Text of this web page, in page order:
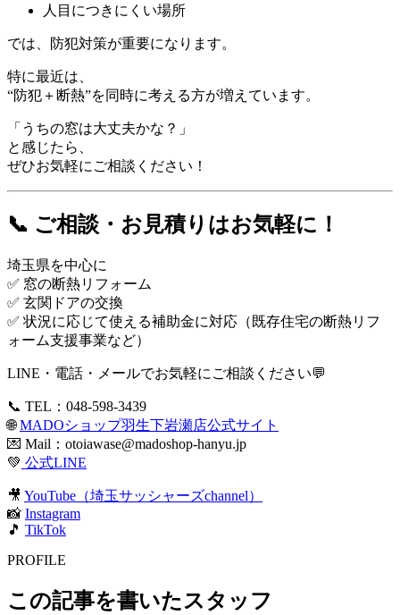
人目につきにくい場所
では、防犯対策が重要になります。
特に最近は、
“防犯＋断熱”を同時に考える方が増えています。
「うちの窓は大丈夫かな？」
と感じたら、
ぜひお気軽にご相談ください！
📞 ご相談・お見積りはお気軽に！
埼玉県を中心に
✅ 窓の断熱リフォーム
✅ 玄関ドアの交換
✅ 状況に応じて使える補助金に対応（既存住宅の断熱リフ
ォーム支援事業など）
LINE・電話・メールでお気軽にご相談ください💬
📞 TEL：048-598-3439
🌐MADOショップ羽生下岩瀬店公式サイト
💌 Mail： otoiawase@madoshop-hanyu.jp
💚 公式LINE
🎥 YouTube（埼玉サッシャーズchannel）
📸 Instagram
🎵 TikTok
PROFILE
この記事を書いたスタッフ